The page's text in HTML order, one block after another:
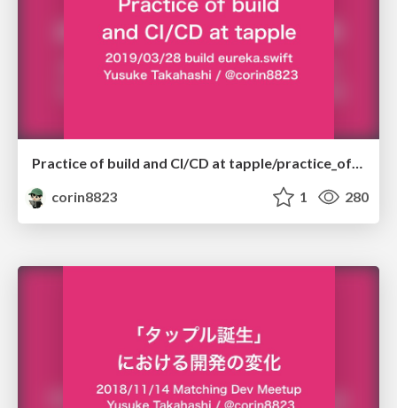
Practice of build and CI/CD at tapple/practice_of_build_at_tapple
corin8823
1 280